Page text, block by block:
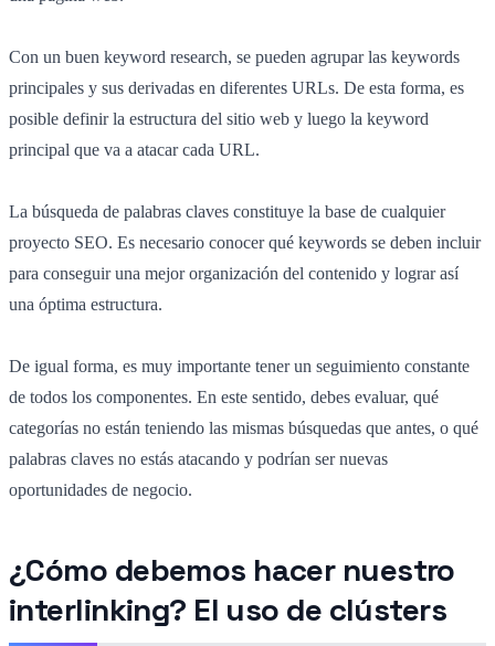
Con un buen keyword research, se pueden agrupar las keywords
principales y sus derivadas en diferentes URLs. De esta forma, es
posible definir la estructura del sitio web y luego la keyword
principal que va a atacar cada URL.
La búsqueda de palabras claves constituye la base de cualquier
proyecto SEO. Es necesario conocer qué keywords se deben incluir
para conseguir una mejor organización del contenido y lograr así
una óptima estructura.
De igual forma, es muy importante tener un seguimiento constante
de todos los componentes. En este sentido, debes evaluar, qué
categorías no están teniendo las mismas búsquedas que antes, o qué
palabras claves no estás atacando y podrían ser nuevas
oportunidades de negocio.
¿Cómo debemos hacer nuestro
interlinking? El uso de clústers